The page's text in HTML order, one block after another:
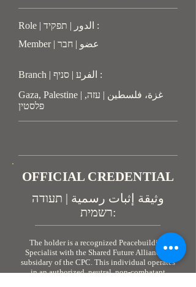
Role | الدور | תפקיד :
Member | عضو | חבר
Branch | الفرע | סניף :
Gaza, Palestine | غزة، فلسطين | עזה,
פלסטין
OFFICIAL CREDENTIAL
وثيقة إثبات رسمية | תעודה
רשמית:
The holder is a recognized Peacebuilding
Specialist with the Shared Future Alliance, a
subsidary of the CPC. This individual operates
in an authorized, neutral, non-combatant